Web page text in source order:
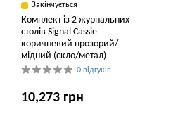
Закінчується
Комплект із 2 журнальних
столів Signal Cassie
коричневий прозорий/
мідний (скло/метал)
0 відгуків
10,273 грн